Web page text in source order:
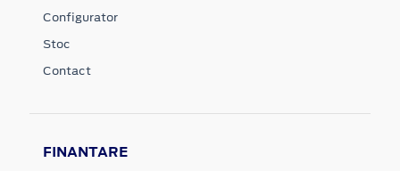
Configurator
Stoc
Contact
FINANTARE